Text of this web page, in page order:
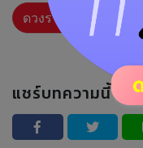
ดวงรายวัน
แชร์บทความนี้ :